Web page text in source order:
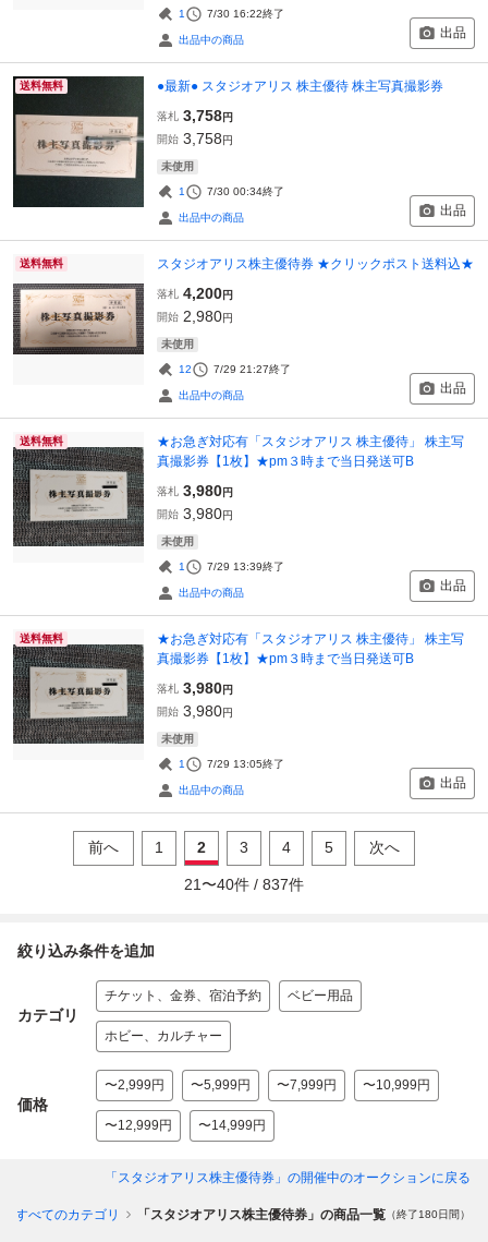
1 7/30 16:22終了
出品中の商品 出品
送料無料 ●最新● スタジオアリス 株主優待 株主写真撮影券
落札 3,758円
開始 3,758円
未使用
1 7/30 00:34終了
出品中の商品 出品
送料無料 スタジオアリス株主優待券 ★クリックポスト送料込★
落札 4,200円
開始 2,980円
未使用
12 7/29 21:27終了
出品中の商品 出品
送料無料
★お急ぎ対応有「スタジオアリス 株主優待」 株主写
真撮影券【1枚】★pm３時まで当日発送可B
落札 3,980円
開始 3,980円
未使用
1 7/29 13:39終了
出品中の商品 出品
送料無料
★お急ぎ対応有「スタジオアリス 株主優待」 株主写
真撮影券【1枚】★pm３時まで当日発送可B
落札 3,980円
開始 3,980円
未使用
1 7/29 13:05終了
出品中の商品 出品
前へ 1 2 3 4 5 次へ
21 〜40件 / 837件
絞り込み条件を追加
カテゴリ
チケット、金券、宿泊予約 ベビー用品
ホビー、カルチャー
価格
〜2,999円 〜5,999円 〜7,999円 〜10,999円
〜12,999円 〜14,999円
「スタジオアリス株主優待券」 の開催中のオークションに戻る
すべてのカテゴリ 「スタジオアリス株主優待券」の商品一覧 （終了180日間）